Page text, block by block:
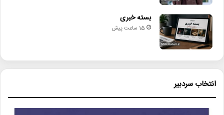
دیگر خبرها
• حق نشر رمان «زیبا صدایم کن» در چین و ژاپن
بسته خبری
15 ساعت پیش
انتخاب سردبیر